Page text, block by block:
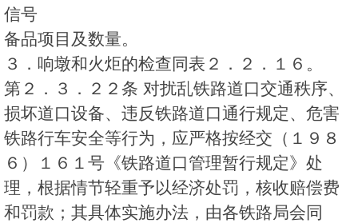
信号
备品项目及数量。
３．响墩和火炬的检查同表２．２．１６。
第２．３．２２条 对扰乱铁路道口交通秩序、
损坏道口设备、违反铁路道口通行规定、危害
铁路行车安全等行为，应严格按经交（１９８
６）１６１号《铁路道口管理暂行规定》处
理，根据情节轻重予以经济处罚，核收赔偿费
和罚款；其具体实施办法，由各铁路局会同